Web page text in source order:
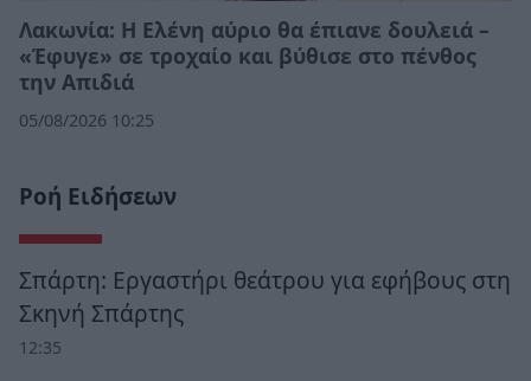
Λακωνία: Η Ελένη αύριο θα έπιανε δουλειά –
«Έφυγε» σε τροχαίο και βύθισε στο πένθος
την Απιδιά
05/08/2026 10:25
Ροή Ειδήσεων
Σπάρτη: Εργαστήρι θεάτρου για εφήβους στη
Σκηνή Σπάρτης
12:35